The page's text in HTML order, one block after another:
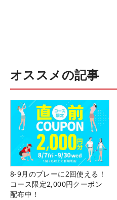
オススメの記事
8-9月のプレーに2回使える！
コース限定2,000円クーポン
配布中！